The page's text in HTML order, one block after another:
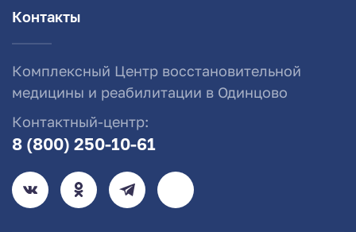
Контакты
Комплексный Центр восстановительной
медицины и реабилитации в Одинцово
Контактный-центр:
8 (800) 250-10-61